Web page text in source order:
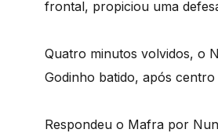
frontal, propiciou uma
Quatro minutos volvidos, o
Godinho batido, após
Respondeu o Mafra por